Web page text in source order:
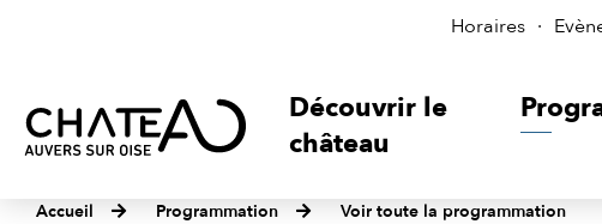
Horaires
Découvrir le
château
Accueil Programmation Voir toute la programmation